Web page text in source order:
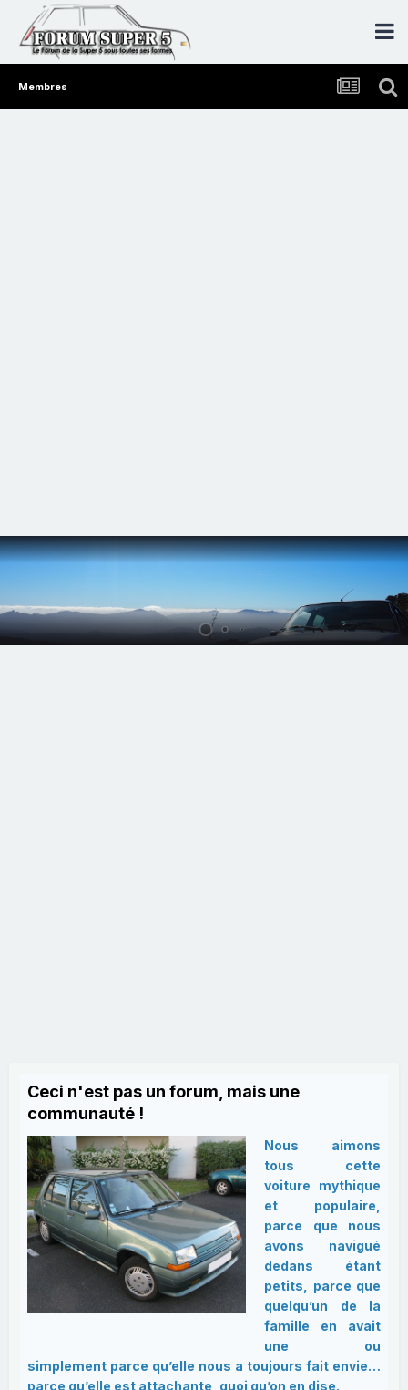
Membres
Ceci n'est pas un forum, mais une
communauté !
Nous aimons
tous cette
voiture mythique
et populaire,
parce que nous
avons navigué
dedans étant
petits, parce que
quelqu’un de la
famille en avait
une ou
simplement parce qu’elle nous a toujours fait envie…
parce qu’elle est attachante, quoi qu’on en dise.